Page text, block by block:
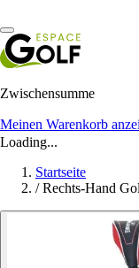
Zwischensumme
Meinen Warenkorb
Loading...
Startseite
/ Rechts-Hand